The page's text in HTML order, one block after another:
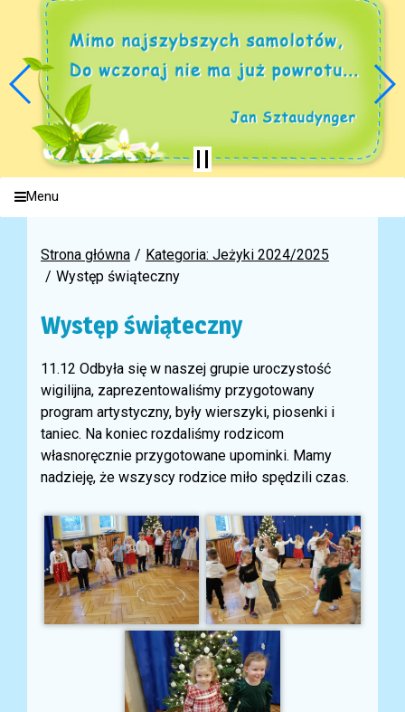
Menu
Strona główna
Kategoria: Jeżyki 2024/2025
Występ świąteczny
Występ świąteczny
11.12 Odbyła się w naszej grupie uroczystość
wigilijna, zaprezentowaliśmy przygotowany
program artystyczny, były wierszyki, piosenki i
taniec. Na koniec rozdaliśmy rodzicom
własnoręcznie przygotowane upominki. Mamy
nadzieję, że wszyscy rodzice miło spędzili czas.